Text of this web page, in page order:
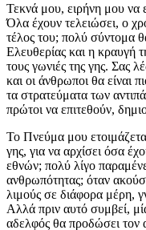
Τεκνά μου, ειρήνη μου να
Όλα έχουν τελειώσει, ο
τέλος του; πολύ σύντομα
Ελευθερίας και η κραυγή
τους γωνιές της γης. Σας
και οι άνθρωποι θα είναι
τα στρατεύματα των
πρώτοι να επιτεθούν,
Το Πνεύμα μου
γης, για να αρχίσει όσα
εθνών; πολύ λίγο
ανθρωπότητας; όταν
λιμούς σε διάφορα μέρη,
Αλλά πριν αυτό συμβεί,
αδελφός θα προδώσει τον